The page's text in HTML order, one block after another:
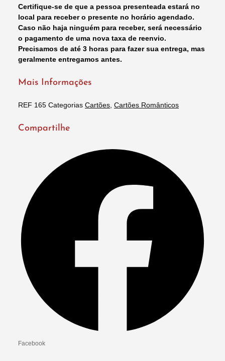
Certifique-se de que a pessoa presenteada estará no
local para receber o presente no horário agendado.
Caso não haja ninguém para receber, será necessário
o pagamento de uma nova taxa de reenvio.
Precisamos de até 3 horas para fazer sua entrega, mas
geralmente entregamos antes.
Mais Informações
REF 165 Categorias Cartões, Cartões Românticos
Compartilhe
Facebook